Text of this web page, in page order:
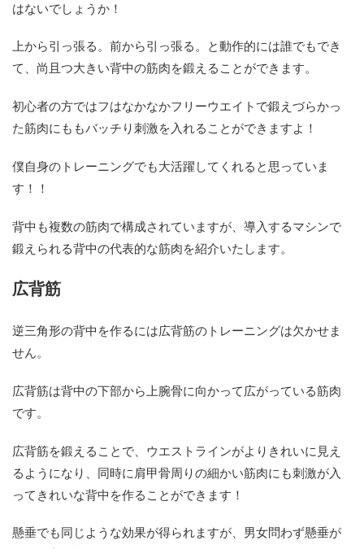
はないでしょうか！
上から引っ張る。前から引っ張る。と動作的には誰でもでき
て、尚且つ大きい背中の筋肉を鍛えることができます。
初心者の方ではフはなかなかフリーウエイトで鍛えづらかっ
た筋肉にももバッチり刺激を入れることができますよ！
僕自身のトレーニングでも大活躍してくれると思っていま
す！！
背中も複数の筋肉で構成されていますが、導入するマシンで
鍛えられる背中の代表的な筋肉を紹介いたします。
広背筋
逆三角形の背中を作るには広背筋のトレーニングは欠かせま
せん。
広背筋は背中の下部から上腕骨に向かって広がっている筋肉
です。
広背筋を鍛えることで、ウエストラインがよりきれいに見え
るようになり、同時に肩甲骨周りの細かい筋肉にも刺激が入
ってきれいな背中を作ることができます！
懸垂でも同じような効果が得られますが、男女問わず懸垂が